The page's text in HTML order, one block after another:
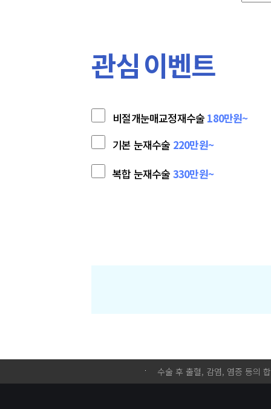
관심 이벤트
비절개눈매교정재수술 180만원~
기본 눈재수술 220만원~
복합 눈재수술 330만원~
수술 후 출혈, 감염, 염증 등의